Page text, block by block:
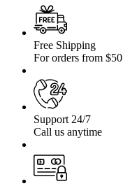
Free Shipping
For orders from $50
Support 24/7
Call us anytime